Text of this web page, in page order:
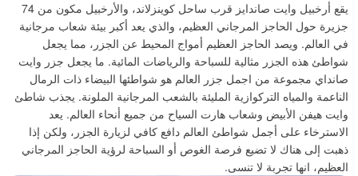
يقع أرخبيل وايت صاندايز قرب ساحل كوينزلاند، والأرخبيل مكون من 74
جزيرة حول الحاجز المرجاني العظيم، والذي يعد أكبر بيئة شعاب مرجانية
في العالم. ويصد الحاجز العظيم أمواج المحيط عن الجزر، مما يجعل
شواطئ هذه الجزر مثالية للسباحة والرياضات المائية. ما يجعل جزر وايت
صانداي مجموعة من اجمل جزر العالم هو شواطئها البيضاء ذات الرمال
الناعمة والمياه التركوازية المليئة بالشعب المرجانية الملونة. يجذب شاطئ
وايت هيفن الأبيض وشعاب هارت السياح من جميع أنحاء العالم. يعد
الاسترخاء على أجمل شواطئ العالم دافع كافي لزيارة الجزر، ولكن إذا
ذهبت إلى هناك لا تضيع فرصة الغوص أو السباحة لرؤية الحاجز المرجاني
العظيم، انها تجربة لا تنسى.